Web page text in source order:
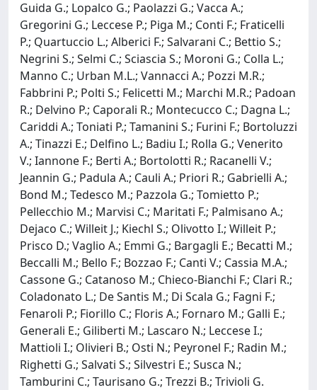
Guida G.; Lopalco G.; Paolazzi G.; Vacca A.;
Gregorini G.; Leccese P.; Piga M.; Conti F.; Fraticelli
P.; Quartuccio L.; Alberici F.; Salvarani C.; Bettio S.;
Negrini S.; Selmi C.; Sciascia S.; Moroni G.; Colla L.;
Manno C.; Urban M.L.; Vannacci A.; Pozzi M.R.;
Fabbrini P.; Polti S.; Felicetti M.; Marchi M.R.; Padoan
R.; Delvino P.; Caporali R.; Montecucco C.; Dagna L.;
Cariddi A.; Toniati P.; Tamanini S.; Furini F.; Bortoluzzi
A.; Tinazzi E.; Delfino L.; Badiu I.; Rolla G.; Venerito
V.; Iannone F.; Berti A.; Bortolotti R.; Racanelli V.;
Jeannin G.; Padula A.; Cauli A.; Priori R.; Gabrielli A.;
Bond M.; Tedesco M.; Pazzola G.; Tomietto P.;
Pellecchio M.; Marvisi C.; Maritati F.; Palmisano A.;
Dejaco C.; Willeit J.; Kiechl S.; Olivotto I.; Willeit P.;
Prisco D.; Vaglio A.; Emmi G.; Bargagli E.; Becatti M.;
Beccalli M.; Bello F.; Bozzao F.; Canti V.; Cassia M.A.;
Cassone G.; Catanoso M.; Chieco-Bianchi F.; Clari R.;
Coladonato L.; De Santis M.; Di Scala G.; Fagni F.;
Fenaroli P.; Fiorillo C.; Floris A.; Fornaro M.; Galli E.;
Generali E.; Giliberti M.; Lascaro N.; Leccese I.;
Mattioli I.; Olivieri B.; Osti N.; Peyronel F.; Radin M.;
Righetti G.; Salvati S.; Silvestri E.; Susca N.;
Tamburini C.; Taurisano G.; Trezzi B.; Trivioli G.